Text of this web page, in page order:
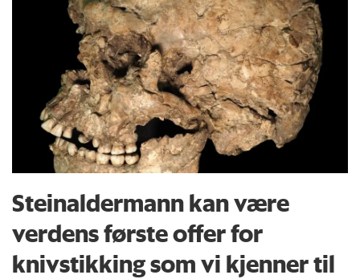
Steinaldermann kan være
verdens første offer for
knivstikking som vi kjenner til